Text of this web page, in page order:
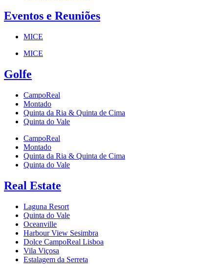
Eventos e Reuniões
MICE
MICE
Golfe
CampoReal
Montado
Quinta da Ria & Quinta de Cima
Quinta do Vale
CampoReal
Montado
Quinta da Ria & Quinta de Cima
Quinta do Vale
Real Estate
Laguna Resort
Quinta do Vale
Oceanville
Harbour View Sesimbra
Dolce CampoReal Lisboa
Vila Viçosa
Estalagem da Serreta